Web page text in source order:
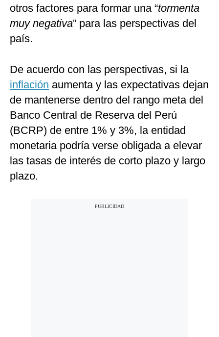
otros factores para formar una “tormenta
muy negativa” para las perspectivas del
país.
De acuerdo con las perspectivas, si la
inflación aumenta y las expectativas dejan
de mantenerse dentro del rango meta del
Banco Central de Reserva del Perú
(BCRP) de entre 1% y 3%, la entidad
monetaria podría verse obligada a elevar
las tasas de interés de corto plazo y largo
plazo.